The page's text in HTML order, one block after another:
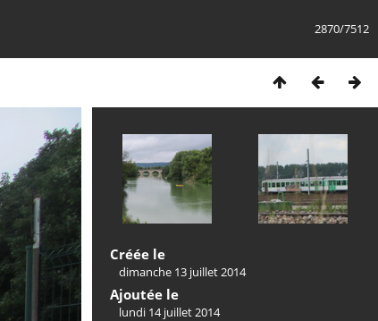
2870/7512
Créée le
dimanche 13 juillet 2014
Ajoutée le
lundi 14 juillet 2014